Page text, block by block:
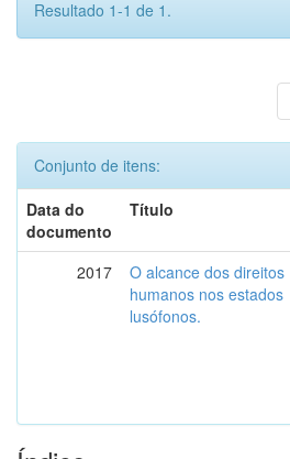
Resultado 1-1 de 1.
Conjunto de itens:
Data do
documento
Título
2017
O alcance dos direitos
humanos nos estados
lusófonos.